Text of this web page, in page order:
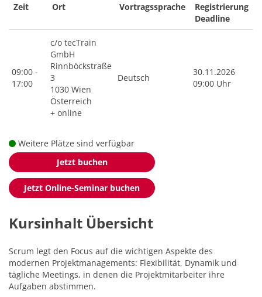
Zeit Ort Vortragssprache
Registrierung
Deadline
09:00 -
17:00
c/o tecTrain
GmbH
Rinnböckstraße
3
1030 Wien
Österreich
+ online
Deutsch
30.11.2026
09:00 Uhr
Weitere Plätze sind verfügbar
Jetzt buchen
Jetzt Online-Seminar buchen
Kursinhalt Übersicht
Scrum legt den Focus auf die wichtigen Aspekte des
modernen Projektmanagements: Flexibilität, Dynamik und
tägliche Meetings, in denen die Projektmitarbeiter ihre
Aufgaben abstimmen.